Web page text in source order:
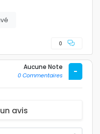
0
Aucune Note
0 Commentaires -
avis